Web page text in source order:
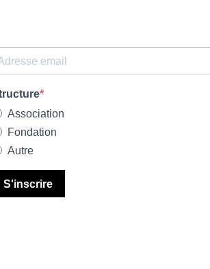
Association
Fondation
Autre
S'inscrire